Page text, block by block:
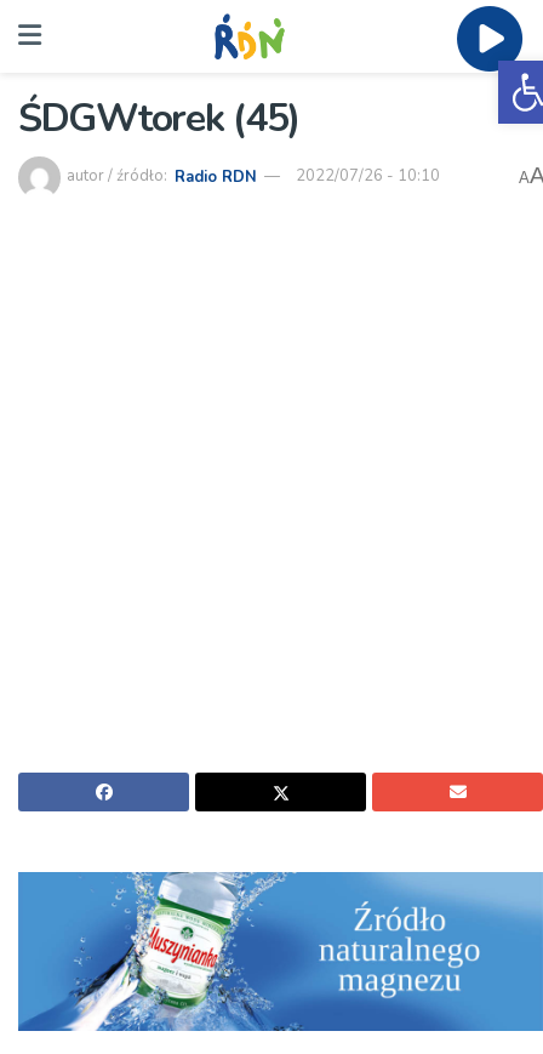
ŚDGWtorek (45)
autor / źródło: Radio RDN 2022/07/26 - 10:10 A